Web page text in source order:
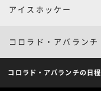
アイスホッケー
コロラド・アバランチ
コロラド・アバランチの日程